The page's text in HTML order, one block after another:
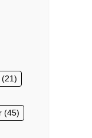
(21)
(45)